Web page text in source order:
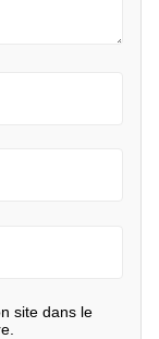
site dans le